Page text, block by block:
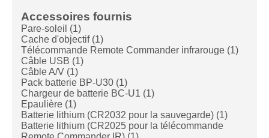
Accessoires fournis
Pare-soleil (1)
Cache d'objectif (1)
Télécommande Remote Commander infrarouge (1)
Câble USB (1)
Câble A/V (1)
Pack batterie BP-U30 (1)
Chargeur de batterie BC-U1 (1)
Epaulière (1)
Batterie lithium (CR2032 pour la sauvegarde) (1)
Batterie lithium (CR2025 pour la télécommande